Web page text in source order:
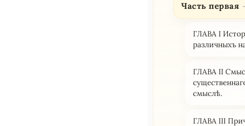
Часть первая
ГЛАВА І
различныхъ
ГЛАВА ІІ
смыслѣ.
ГЛАВА ІІІ